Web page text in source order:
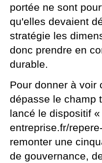
portée ne sont
qu'elles devaient
stratégie les
donc prendre en
durable.
Pour donner à voir
dépasse le champ
lancé le dispositif
entreprise.fr/
remonter une
de gouvernance,